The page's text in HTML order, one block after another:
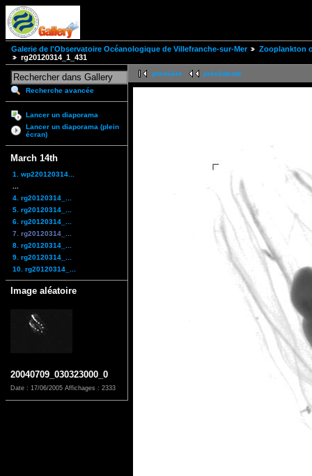
Galerie de l'Observatoire Océanologique de Villefranche-sur-Mer
Zooplankton
rg20120314_1_431
Recherche avancée
Lancer un diaporama
Lancer un diaporama (plein
écran)
March 14th
1. wp220120314...
4. rg20120314_...
5. rg20120314_...
6. rg20120314_...
7. rg20120314_...
8. rg20120314_...
9. rg20120314_...
10. rg20120314_...
Image aléatoire
20040709_030323000_0
Date : 17/06/2005 Affichages : 2333
première précédente